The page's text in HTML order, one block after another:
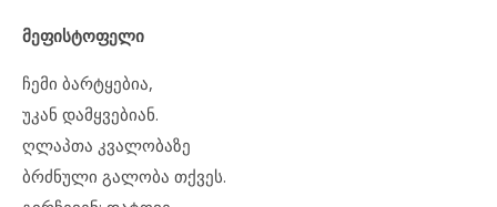
მეფისტოფელი
ჩემი ბარტყებია,
უკან დამყვებიან.
ღლაპთა კვალობაზე
ბრძნული გალობა თქვეს.